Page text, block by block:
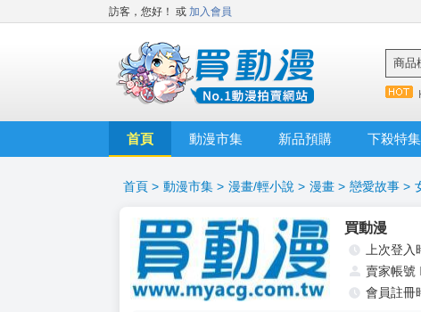
訪客，您好！ 或 加入會員
商品
首頁 動漫市集 新品預購 下殺特集
首頁 > 動漫市集 > 漫畫/輕小說 > 漫畫 > 戀愛故事 >
買動漫
上次登入
賣家帳號
會員註冊